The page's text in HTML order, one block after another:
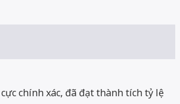
chính xác, đã đạt thành tích tỷ lệ